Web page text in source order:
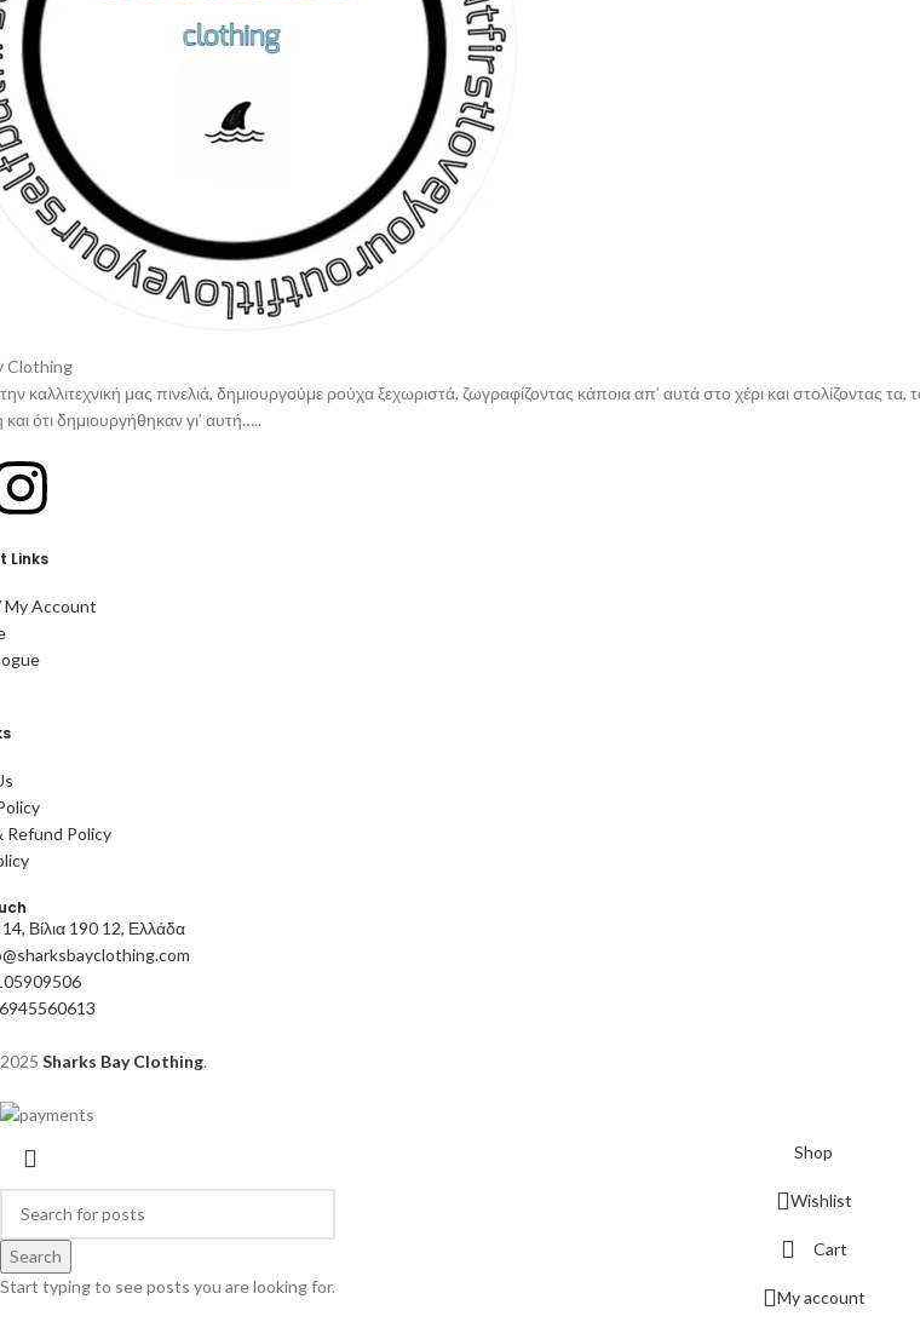
Clothing
καλλιτεχνική μας πινελιά, δημιουργούμε ρούχα ξεχωριστά, ζωγραφίζοντας κάποια απ’ αυτά στο χέρι και στολίζοντας
ότι δημιουργήθηκαν γι’ αυτή…..
Links
My Account
Refund Policy
Βίλια 190 12, Ελλάδα
2025 Sharks Bay Clothing.
Search
Start typing to see posts you are looking for.
Shop
Wishlist
Cart
My account